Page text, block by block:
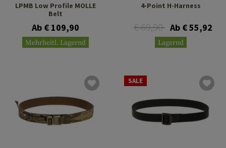
LPMB Low Profile MOLLE
Belt
Ab € 109,90
Mehrheitl. Lagernd
4-Point H-Harness
€ 69,90 Ab € 55,92
Lagernd
SALE